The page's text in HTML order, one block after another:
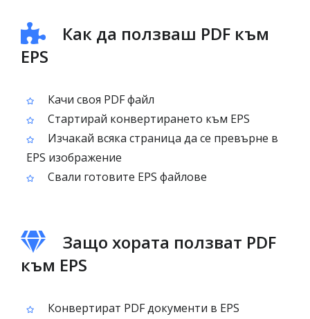
Как да ползваш PDF към
EPS
Качи своя PDF файл
Стартирай конвертирането към EPS
Изчакай всяка страница да се превърне в
EPS изображение
Свали готовите EPS файлове
Защо хората ползват PDF
към EPS
Конвертират PDF документи в EPS